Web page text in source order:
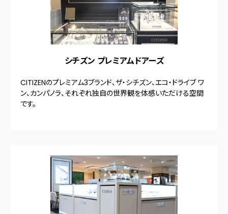
シチズン プレミアムドアーズ
CITIZENのプレミアム3ブランド、ザ・シチズン、エコ・ドライブ ワ
ン、カンパノラ、それぞれ独自の世界観を体感いただける空間
です。